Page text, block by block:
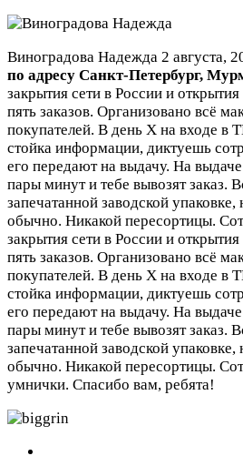
Виноградова Надежда 2 августа,
по адресу Санкт-Петербург,
закрытия сети в России и
пять заказов. Организовано всё
покупателей. В день Х на входе в
стойка информации, диктуешь
его передают на выдачу. На
пары минут и тебе вывозят заказ.
запечатанной заводской
обычно. Никакой пересортицы.
закрытия сети в России и
пять заказов. Организовано всё
покупателей. В день Х на входе в
стойка информации, диктуешь
его передают на выдачу. На
пары минут и тебе вывозят заказ.
запечатанной заводской
обычно. Никакой пересортицы.
умнички. Спасибо вам, ребята!